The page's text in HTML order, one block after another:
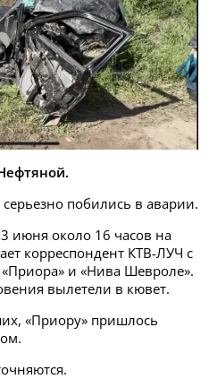
побились в аварии.
июня около 16 часов на
корреспондент КТВ-ЛУЧ с
и «Нива Шевроле».
вылетели в кювет.
«Приору» пришлось